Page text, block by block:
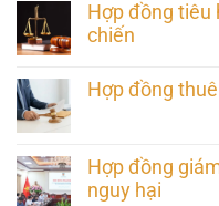
Hợp đồng tiêu
chiến
Hợp đồng
Hợp đồng
nguy hại